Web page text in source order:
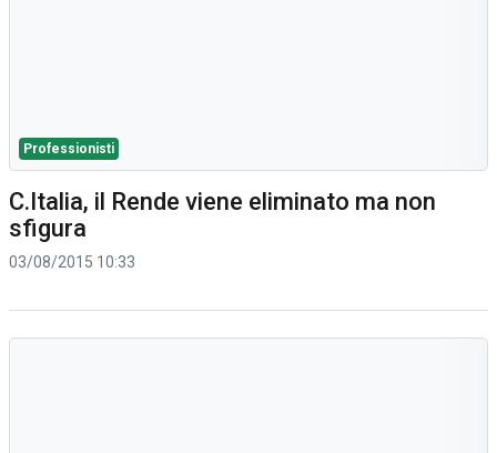
Professionisti
C.Italia, il Rende viene eliminato ma non
sfigura
03/08/2015 10:33